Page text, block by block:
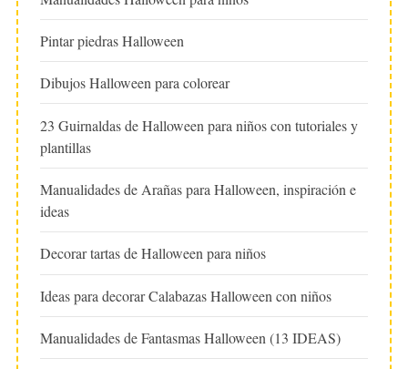
Pintar piedras Halloween
Dibujos Halloween para colorear
23 Guirnaldas de Halloween para niños con tutoriales y
plantillas
Manualidades de Arañas para Halloween, inspiración e
ideas
Decorar tartas de Halloween para niños
Ideas para decorar Calabazas Halloween con niños
Manualidades de Fantasmas Halloween (13 IDEAS)